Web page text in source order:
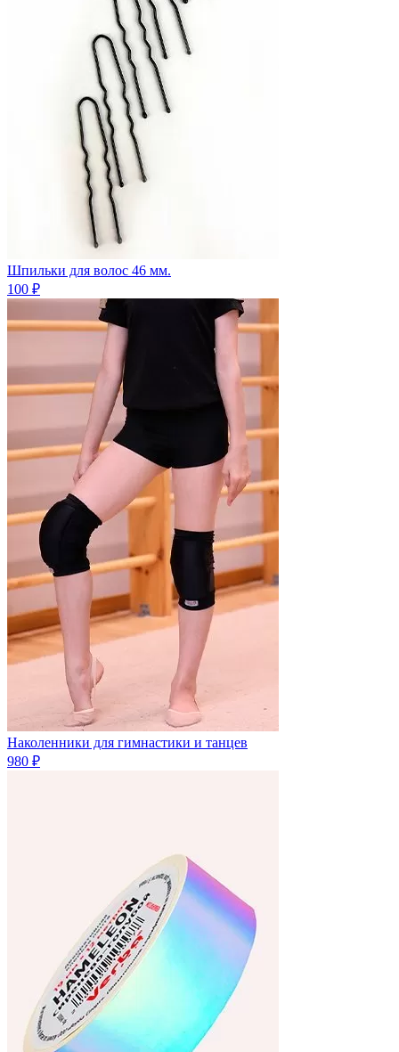
Шпильки для волос 46 мм.
100 ₽
Наколенники для гимнастики и танцев
980 ₽